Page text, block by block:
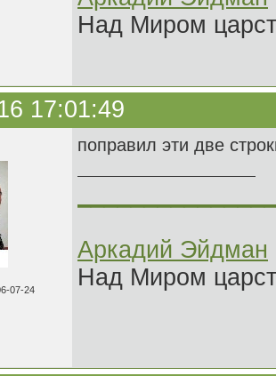
Над Миром
17:01:49
07-24
поправил эти две
Аркадий Эйдман
Над Миром